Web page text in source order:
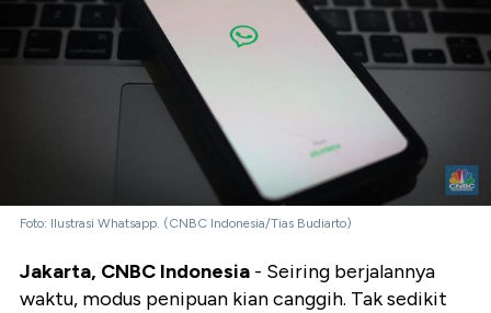
Foto: Ilustrasi Whatsapp. (CNBC Indonesia/Tias Budiarto)
Jakarta, CNBC Indonesia - Seiring berjalannya
waktu, modus penipuan kian canggih. Tak sedikit